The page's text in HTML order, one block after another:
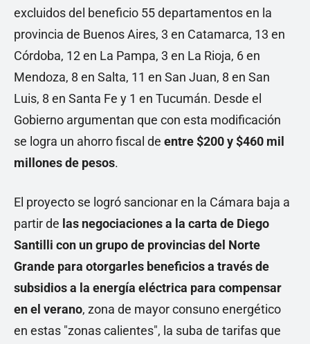
excluidos del beneficio 55 departamentos en la
provincia de Buenos Aires, 3 en Catamarca, 13 en
Córdoba, 12 en La Pampa, 3 en La Rioja, 6 en
Mendoza, 8 en Salta, 11 en San Juan, 8 en San
Luis, 8 en Santa Fe y 1 en Tucumán. Desde el
Gobierno argumentan que con esta modificación
se logra un ahorro fiscal de entre $200 y $460 mil
millones de pesos.
El proyecto se logró sancionar en la Cámara baja a
partir de las negociaciones a la carta de Diego
Santilli con un grupo de provincias del Norte
Grande para otorgarles beneficios a través de
subsidios a la energía eléctrica para compensar
en el verano, zona de mayor consuno energético
en estas "zonas calientes", la suba de tarifas que